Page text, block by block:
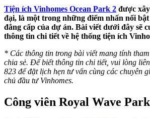
Tiện ích Vinhomes Ocean Park 2 được
đại, là một trong những điểm nhấn nổi
đẳng cấp của dự án. Bài viết dưới đây sẽ
thông tin chi tiết về hệ thống tiện ích
* Các thông tin trong bài viết mang tính
chia sẻ. Để biết thông tin chi tiết, vui lòng
823 để đặt lịch hẹn tư vấn cùng các chuyên
chủ đầu tư Vinhomes.
Công viên Royal Wave